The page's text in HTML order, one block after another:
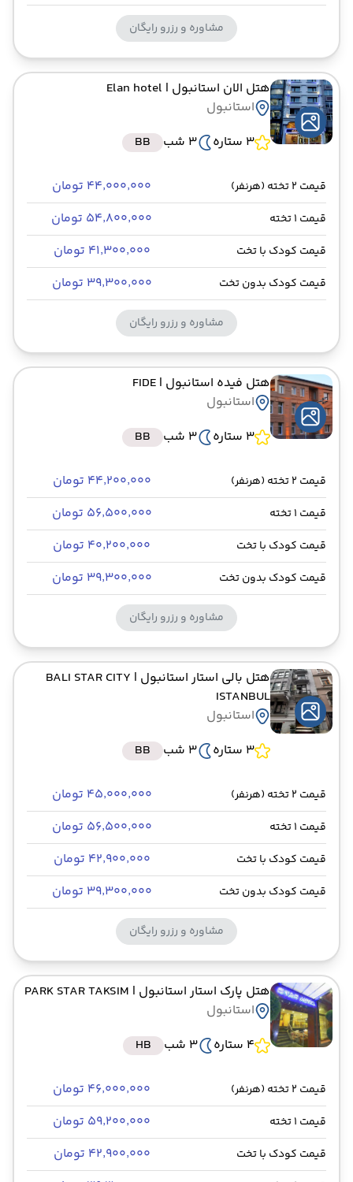
مشاوره و رزرو رایگان
هتل الان استانبول | Elan hotel
استانبول
3 ستاره
3 شب BB
قیمت 2 تخته (هرنفر) ۴۴٬۰۰۰٬۰۰۰ تومان
قیمت 1 تخته ۵۴٬۸۰۰٬۰۰۰ تومان
قیمت کودک با تخت ۴۱٬۳۰۰٬۰۰۰ تومان
قیمت کودک بدون تخت ۳۹٬۳۰۰٬۰۰۰ تومان
مشاوره و رزرو رایگان
هتل فیده استانبول | FIDE
استانبول
3 ستاره
3 شب BB
قیمت 2 تخته (هرنفر) ۴۴٬۲۰۰٬۰۰۰ تومان
قیمت 1 تخته ۵۶٬۵۰۰٬۰۰۰ تومان
قیمت کودک با تخت ۴۰٬۲۰۰٬۰۰۰ تومان
قیمت کودک بدون تخت ۳۹٬۳۰۰٬۰۰۰ تومان
مشاوره و رزرو رایگان
هتل بالی استار استانبول | BALI STAR CITY
ISTANBUL
استانبول
3 ستاره
3 شب BB
قیمت 2 تخته (هرنفر) ۴۵٬۰۰۰٬۰۰۰ تومان
قیمت 1 تخته ۵۶٬۵۰۰٬۰۰۰ تومان
قیمت کودک با تخت ۴۲٬۹۰۰٬۰۰۰ تومان
قیمت کودک بدون تخت ۳۹٬۳۰۰٬۰۰۰ تومان
مشاوره و رزرو رایگان
هتل پارک استار استانبول | PARK STAR TAKSIM
استانبول
4 ستاره
3 شب HB
قیمت 2 تخته (هرنفر) ۴۶٬۰۰۰٬۰۰۰ تومان
قیمت 1 تخته ۵۹٬۲۰۰٬۰۰۰ تومان
قیمت کودک با تخت ۴۲٬۹۰۰٬۰۰۰ تومان